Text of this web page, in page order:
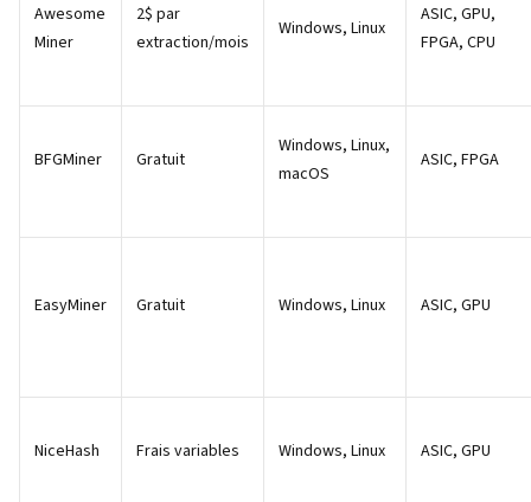
Awesome
Miner
2$ par
extraction/mois
Windows, Linux
ASIC, GPU,
FPGA, CPU
BFGMiner Gratuit
Windows, Linux,
macOS
ASIC, FPGA
EasyMiner Gratuit Windows, Linux ASIC, GPU
NiceHash Frais variables Windows, Linux ASIC, GPU